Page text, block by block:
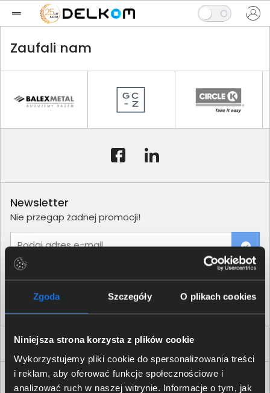
Zgoda Szczegóły O plikach cookies
Niniejsza strona korzysta z plików cookie
Wykorzystujemy pliki cookie do spersonalizowania treści
i reklam, aby oferować funkcje społecznościowe i
analizować ruch w naszej witrynie. Informacje o tym, jak
Zaufali nam
Dla Firm i Instytucji
Zakupy
Newsletter
Nie przegap żadnej promocji!
Podaj adres e-mail